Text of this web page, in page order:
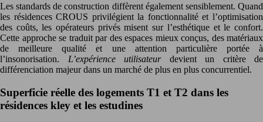
Les standards de construction diffèrent également sensiblement. Quand
les résidences CROUS privilégient la fonctionnalité et l’optimisation
des coûts, les opérateurs privés misent sur l’esthétique et le confort.
Cette approche se traduit par des espaces mieux conçus, des matériaux
de meilleure qualité et une attention particulière portée à
l’insonorisation. L’expérience utilisateur devient un critère de
différenciation majeur dans un marché de plus en plus concurrentiel.
Superficie réelle des logements T1 et T2 dans les
résidences kley et les estudines